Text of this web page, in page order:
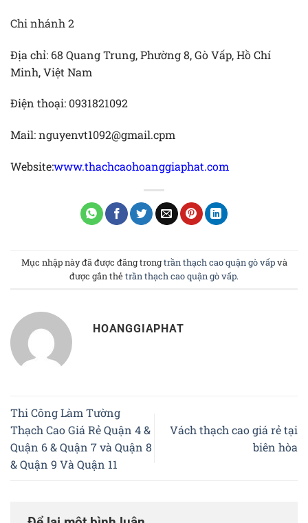
Chi nhánh 2
Địa chỉ: 68 Quang Trung, Phường 8, Gò Vấp, Hồ Chí
Minh, Việt Nam
Điện thoại: 0931821092
Mail: nguyenvt1092@gmail.cpm
Website:www.thachcaohoanggiaphat.com
Mục nhập này đã được đăng trongtrần thạch cao quận gò vấpvà
được gắn thẻ trần thạch cao quận gò vấp.
HOANGGIAPHAT
Thi Công Làm Tường
Thạch Cao Giá Rẻ Quận 4 &
Quận 6 & Quận 7 và Quận 8
& Quận 9 Và Quận 11
Vách thạch cao giá rẻ tại
biên hòa